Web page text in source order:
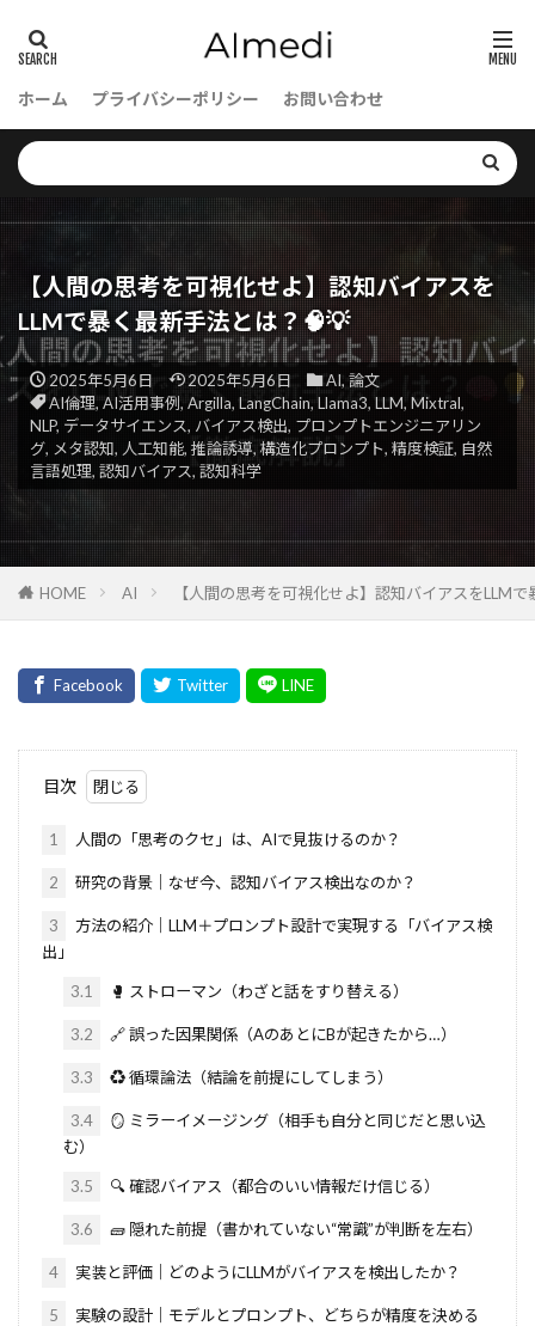
ホーム プライバシーポリシー お問い合わせ
【人間の思考を可視化せよ】認知バイアスを
LLMで暴く最新手法とは？🧠💡
2025年5月6日 2025年5月6日 AI, 論文
AI倫理,AI活用事例, Argilla, LangChain, Llama3,LLM, Mixtral,
NLP, データサイエンス, バイアス検出, プロンプトエンジニアリン
グ, メタ認知, 人工知能, 推論誘導, 構造化プロンプト, 精度検証, 自然
言語処理, 認知バイアス,認知科学
HOME AI 【人間の思考を可視化せよ】認知バイアスをLLM
目次
1 人間の「思考のクセ」は、AIで見抜けるのか？
2 研究の背景｜なぜ今、認知バイアス検出なのか？
3
方法の紹介｜LLM＋プロンプト設計で実現する「バイアス検
出」
3.1 🥊 ストローマン（わざと話をすり替える）
3.2 🔗 誤った因果関係（AのあとにBが起きたから…）
3.3 ♻️ 循環論法（結論を前提にしてしまう）
3.4
🪞 ミラーイメージング（相手も自分と同じだと思い込
む）
3.5 🔍 確認バイアス（都合のいい情報だけ信じる）
3.6 🧱 隠れた前提（書かれていない“常識”が判断を左右）
4 実装と評価｜どのようにLLMがバイアスを検出したか？
5
実験の設計｜モデルとプロンプト、どちらが精度を決める